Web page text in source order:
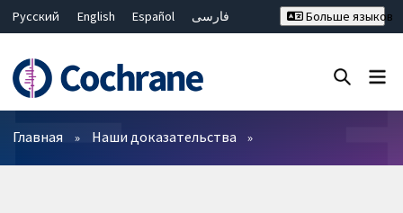
Русский English Español
فارسی
Bahasa Malaysia
ไทย
繁體中文
简体中文
Больше языков
Фильтры
Главная Наши доказательства